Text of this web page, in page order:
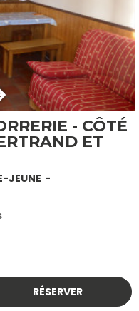
- CÔTÉ
ET
JEUNE
RÉSERVER